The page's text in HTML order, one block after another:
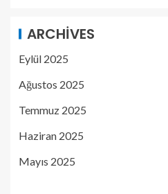
ARCHIVES
Eylül 2025
Ağustos 2025
Temmuz 2025
Haziran 2025
Mayıs 2025